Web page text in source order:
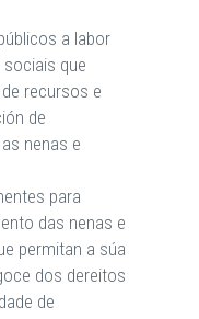
a labor
que
recursos e
de
nenas e
para
das nenas e
permitan a súa
dos dereitos
de